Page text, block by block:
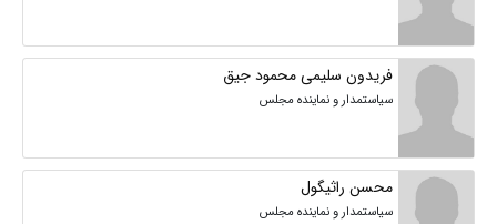
فریدون سلیمی محمود جیق
سیاستمدار و نماینده مجلس
محسن راثیگول
سیاستمدار و نماینده مجلس